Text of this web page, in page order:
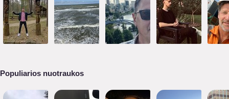
Populiarios nuotraukos